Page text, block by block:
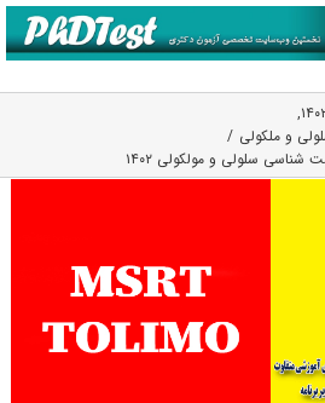
,
و ملکولی
سلولی و مولکولی ۱۴۰۲